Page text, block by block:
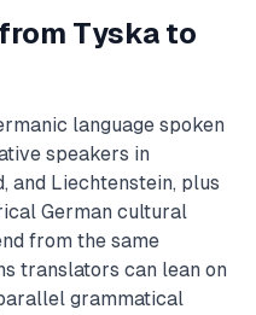
Tyska to
language spoken
speakers in
and Liechtenstein, plus
German cultural
from the same
translators can lean on
grammatical